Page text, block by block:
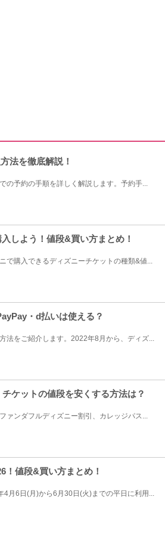
法を徹底解説！
予約の手順を詳しく解説します。予約手...
しよう！値段&買い方まとめ！
購入できるディズニーチケットの種類&値...
・d払いは使える？
をご紹介します。2022年8月から、ディズ...
ケットの値段を安くする方法は？
ンダフルディズニー割引、カレッジパス...
！値段&買い方まとめ！
月6日(月)から6月30日(火)までの平日に利用...